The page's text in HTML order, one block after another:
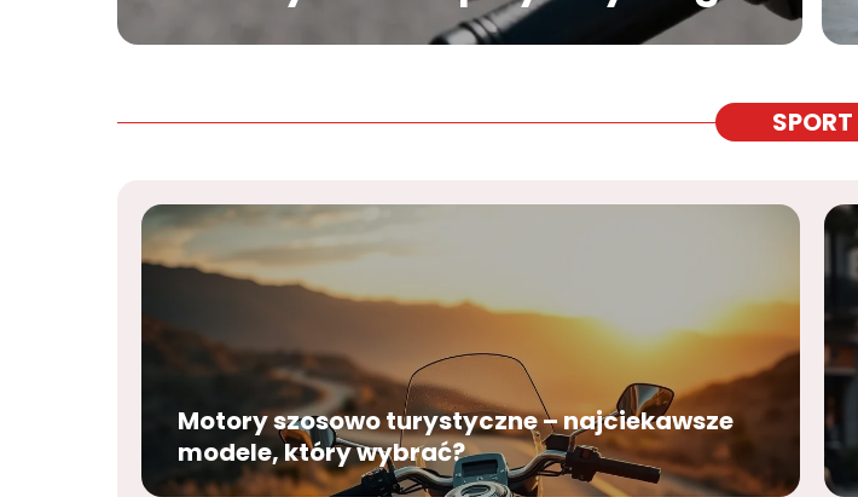
prawne
SPORT
Motory szosowo turystyczne – najciekawsze
modele, który wybrać?